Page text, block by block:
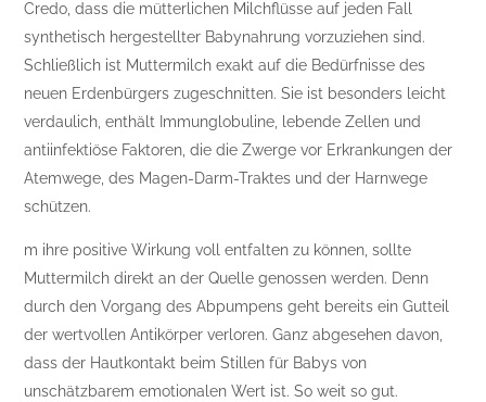
Credo, dass die mütterlichen Milchflüsse auf jeden Fall
synthetisch hergestellter Babynahrung vorzuziehen sind.
Schließlich ist Muttermilch exakt auf die Bedürfnisse des
neuen Erdenbürgers zugeschnitten. Sie ist besonders leicht
verdaulich, enthält Immunglobuline, lebende Zellen und
antiinfektiöse Faktoren, die die Zwerge vor Erkrankungen der
Atemwege, des Magen-Darm-Traktes und der Harnwege
schützen.
m ihre positive Wirkung voll entfalten zu können, sollte
Muttermilch direkt an der Quelle genossen werden. Denn
durch den Vorgang des Abpumpens geht bereits ein Gutteil
der wertvollen Antikörper verloren. Ganz abgesehen davon,
dass der Hautkontakt beim Stillen für Babys von
unschätzbarem emotionalen Wert ist. So weit so gut.